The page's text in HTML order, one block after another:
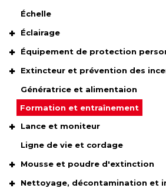
Échelle
Éclairage
Équipement de protection
Extincteur et prévention des
Génératrice et alimentaion
Formation et entraînement
Lance et moniteur
Ligne de vie et cordage
Mousse et poudre d'extinction
Nettoyage, décontamination et